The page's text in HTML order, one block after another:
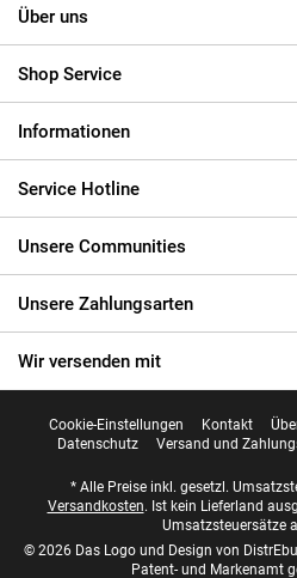
Über uns
Shop Service
Informationen
Service Hotline
Unsere Communities
Unsere Zahlungsarten
Wir versenden mit
Cookie-Einstellungen Kontakt
Datenschutz
Versand und
* Alle Preise inkl. gesetzl.
Versandkosten. Ist kein Lieferland
Umsatzsteuersätze
© 2026 Das Logo und Design von
Patent- und Markenamt